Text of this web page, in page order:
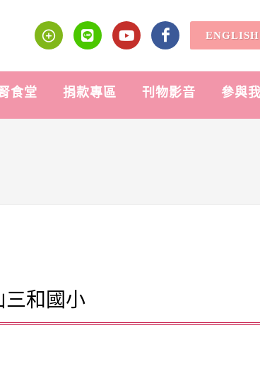
ENGLISH
食堂 捐款專區 刊物影音 參與
三和國小